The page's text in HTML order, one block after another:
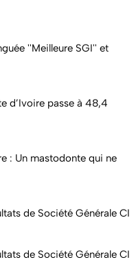
''Meilleure SGI'' et
d’Ivoire passe à 48,4
: Un mastodonte qui ne
de Société Générale CI
de Société Générale CI